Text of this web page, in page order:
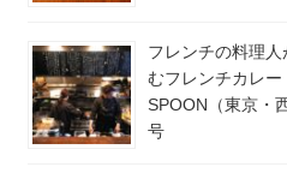
フレンチの料理
むフレンチカレ
SPOON（東京
号